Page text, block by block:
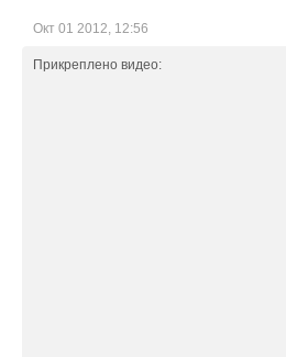
Окт 01 2012, 12:56
Прикреплено видео: